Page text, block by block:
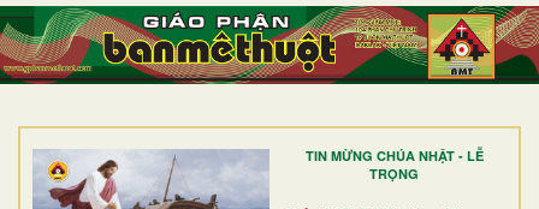
TIN MỪNG CHÚA NHẬT - LỄ
TRỌNG
TRANG NHẤT
GIỚI THIỆU
DÒNG TU